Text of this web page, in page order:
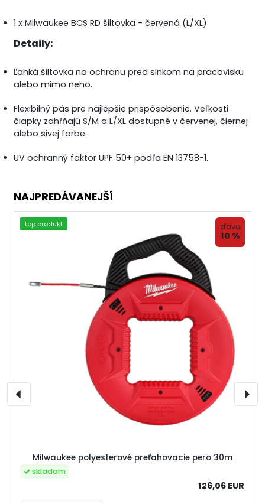
1 x Milwaukee BCS RD šiltovka - červená (L/XL)
Detaily:
Ľahká šiltovka na ochranu pred slnkom na pracovisku
alebo mimo neho.
Flexibilný pás pre najlepšie prispôsobenie. Veľkosti
čiapky zahŕňajú S/M a L/XL dostupné v červenej, čiernej
alebo sivej farbe.
UV ochranný faktor UPF 50+ podľa EN 13758-1.
NAJPREDÁVANEJŠÍ
Milwaukee polyesterové preťahovacie pero 30m
126,06 EUR
skladom
top produkt zľava
10 %